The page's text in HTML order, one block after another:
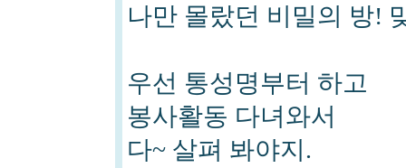
나만 몰랐던 비밀의 방!
우선 통성명부터 하고
봉사활동 다녀와서
다~ 살펴 봐야지.